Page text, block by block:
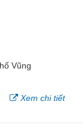
Vũng
Xem chi tiết